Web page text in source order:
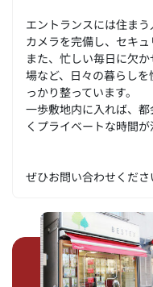
エントランスには住ま
カメラを完備し、セキュ
また、忙しい毎日に欠
場など、日々の暮らし
っかり整っています。
一歩敷地内に入れば、
くプライベートな時間が
ぜひお問い合わせくださ